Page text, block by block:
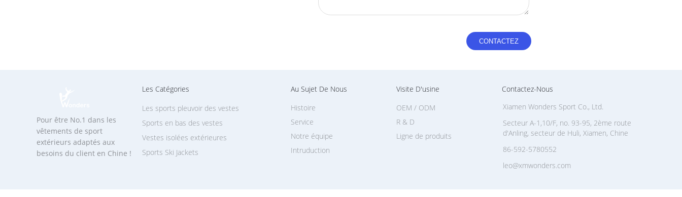
Pour être No.1 dans les
vêtements de sport
extérieurs adaptés aux
besoins du client en Chine !
Les Catégories
Sports Ski Jackets
Les sports pleuvoir des vestes
Sports en bas des vestes
Vestes isolées extérieures
Au Sujet De Nous
Intruduction
Histoire
Service
Notre équipe
Visite D'usine
Ligne de produits
OEM / ODM
R & D
Contactez-Nous
Xiamen Wonders Sport Co., Ltd.
Secteur A-1,10/F, no. 93-95, 2ème route
d'Anling, secteur de Huli, Xiamen, Chine
86-592-5780552
leo@xmwonders.com